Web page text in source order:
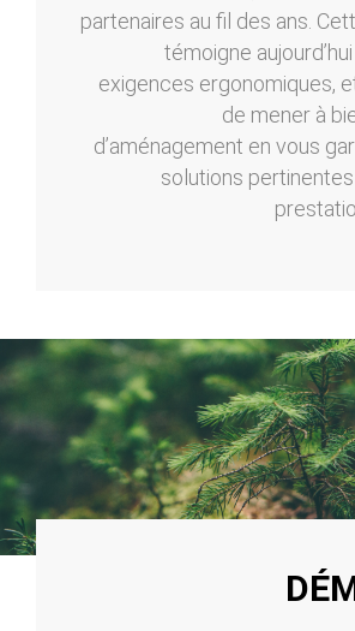
partenaires au fil des ans.
témoigne
exigences ergonomiques,
de mener à
d’aménagement en vous
solutions